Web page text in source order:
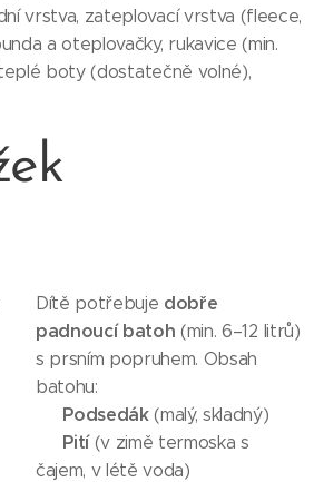
vrstva, zateplovací vrstva (fleece,
a oteplovačky, rukavice (min.
boty (dostatečně volné),
Dítě potřebuje dobře
padnoucí batoh (min. 6–12 litrů)
s prsním popruhem. Obsah
batohu:
Podsedák(malý, skladný)
Pití(v zimě termoska s
čajem, v létě voda)